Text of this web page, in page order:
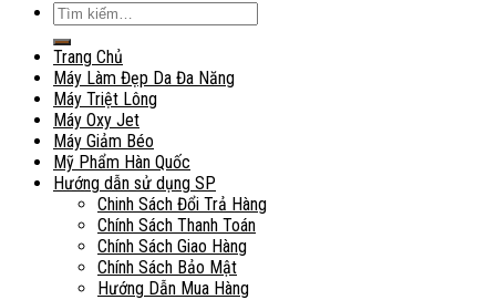
Tìm
kiếm:
Trang Chủ
Máy Làm Đẹp Da Đa Năng
Máy Triệt Lông
Máy Oxy Jet
Máy Giảm Béo
Mỹ Phẩm Hàn Quốc
Hướng dẫn sử dụng SP
Chinh Sách Đổi Trả Hàng
Chính Sách Thanh Toán
Chính Sách Giao Hàng
Chính Sách Bảo Mật
Hướng Dẫn Mua Hàng